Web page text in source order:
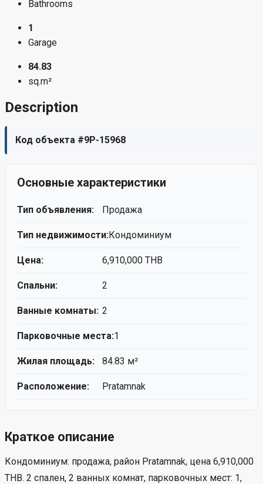
Bathrooms
1
Garage
84.83
sq.m²
Description
Код объекта #9P-15968
Основные характеристики
Тип объявления: Продажа
Тип недвижимости:Кондоминиум
Цена: 6,910,000 THB
Спальни: 2
Ванные комнаты: 2
Парковочные места:1
Жилая площадь: 84.83 м²
Расположение: Pratamnak
Краткое описание
Кондоминиум: продажа, район Pratamnak, цена 6,910,000
THB. 2 спален, 2 ванных комнат, парковочных мест: 1,